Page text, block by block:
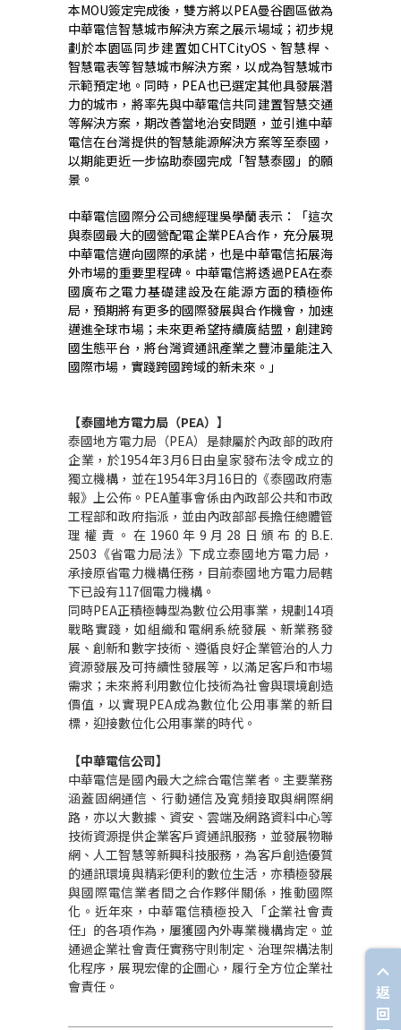
本MOU簽定完成後，雙方將以PEA曼谷園區做為
中華電信智慧城市解決方案之展示場域；初步規
劃於本園區同步建置如CHTCityOS、智慧桿、
智慧電表等智慧城市解決方案，以成為智慧城市
示範預定地。同時，PEA也已選定其他具發展潛
力的城市，將率先與中華電信共同建置智慧交通
等解決方案，期改善當地治安問題，並引進中華
電信在台灣提供的智慧能源解決方案等至泰國，
以期能更近一步協助泰國完成「智慧泰國」的願
景。
中華電信國際分公司總經理吳學蘭表示：「這次
與泰國最大的國營配電企業PEA合作，充分展現
中華電信邁向國際的承諾，也是中華電信拓展海
外市場的重要里程碑。中華電信將透過PEA在泰
國廣布之電力基礎建設及在能源方面的積極佈
局，預期將有更多的國際發展與合作機會，加速
邁進全球市場；未來更希望持續廣結盟，創建跨
國生態平台，將台灣資通訊產業之豐沛量能注入
國際市場，實踐跨國跨域的新未來。」
【泰國地方電力局（PEA）】
泰國地方電力局（PEA）是隸屬於內政部的政府
企業，於1954年3月6日由皇家發布法令成立的
獨立機構，並在1954年3月16日的《泰國政府憲
報》上公佈。PEA董事會係由內政部公共和市政
工程部和政府指派，並由內政部部長擔任總體管
理權責。在1960年9月28日頒布的B.E.
2503《省電力局法》下成立泰國地方電力局，
承接原省電力機構任務，目前泰國地方電力局轄
下已設有117個電力機構。
同時PEA正積極轉型為數位公用事業，規劃14項
戰略實踐，如組織和電網系統發展、新業務發
展、創新和數字技術、遵循良好企業管治的人力
資源發展及可持續性發展等，以滿足客戶和市場
需求；未來將利用數位化技術為社會與環境創造
價值，以實現PEA成為數位化公用事業的新目
標，迎接數位化公用事業的時代。
【中華電信公司】
中華電信是國內最大之綜合電信業者。主要業務
涵蓋固網通信、行動通信及寬頻接取與網際網
路，亦以大數據、資安、雲端及網路資料中心等
技術資源提供企業客戶資通訊服務，並發展物聯
網、人工智慧等新興科技服務，為客戶創造優質
的通訊環境與精彩便利的數位生活，亦積極發展
與國際電信業者間之合作夥伴關係，推動國際
化。近年來，中華電信積極投入「企業社會責
任」的各項作為，屢獲國內外專業機構肯定。並
通過企業社會責任實務守則制定、治理架構法制
化程序，展現宏偉的企圖心，履行全方位企業社
會責任。
返
回